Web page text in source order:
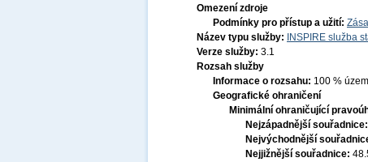
Omezení zdroje
Podmínky pro přístup a užití:
Název typu služby:
INSPIRE služba
Verze služby: 3.1
Rozsah služby
Informace o rozsahu: 100 %
Geografické ohraničení
Minimální ohraničující
Nejzápadnější souřadnice:
Nejvýchodnější
Nejjižnější souřadnice: